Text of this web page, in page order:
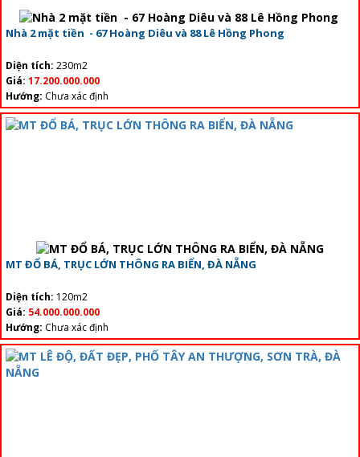
Nhà 2 mặt tiền - 67 Hoàng Diêu và 88 Lê Hồng Phong
Diện tích: 230m2
Giá: 17.200.000.000
Hướng: Chưa xác định
MT ĐỔ BÁ, TRỤC LỚN THÔNG RA BIỂN, ĐÀ NẴNG
Diện tích: 120m2
Giá: 54.000.000.000
Hướng: Chưa xác định